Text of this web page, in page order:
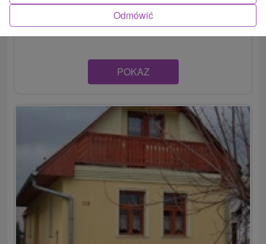
dedinke Liptovská Kokava poskytuje celoročné
ubytovanie v jej moderne...
POKAZ
Odmówić